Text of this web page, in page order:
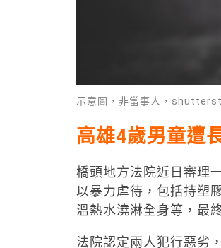
示意圖，非當事人，
高雄4歲男童遭
橋頭地方法院近日審理
以暴力虐待，包括持塑
溫熱水澆淋全身等，最
法院認定兩人犯行惡劣